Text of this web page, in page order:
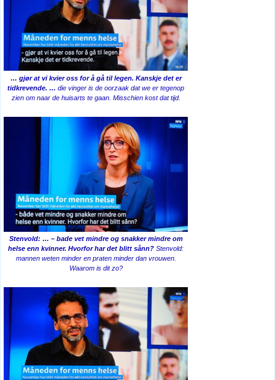
… gjør at vi kvier oss for å gå til legen. Kanskje det er
tidkrevende. … die vinger is de oorzaak dat we er tegenop
zien om naar de huisarts te gaan. Misschien kost dat tijd.
Stenvold: … – bade vet mindre og snakker mindre om
helse enn kvinner. Hvorfor har det blitt sånn? Stenvold:
mannen weten minder en praten minder dan vrouwen.
Waarom is dit zo?